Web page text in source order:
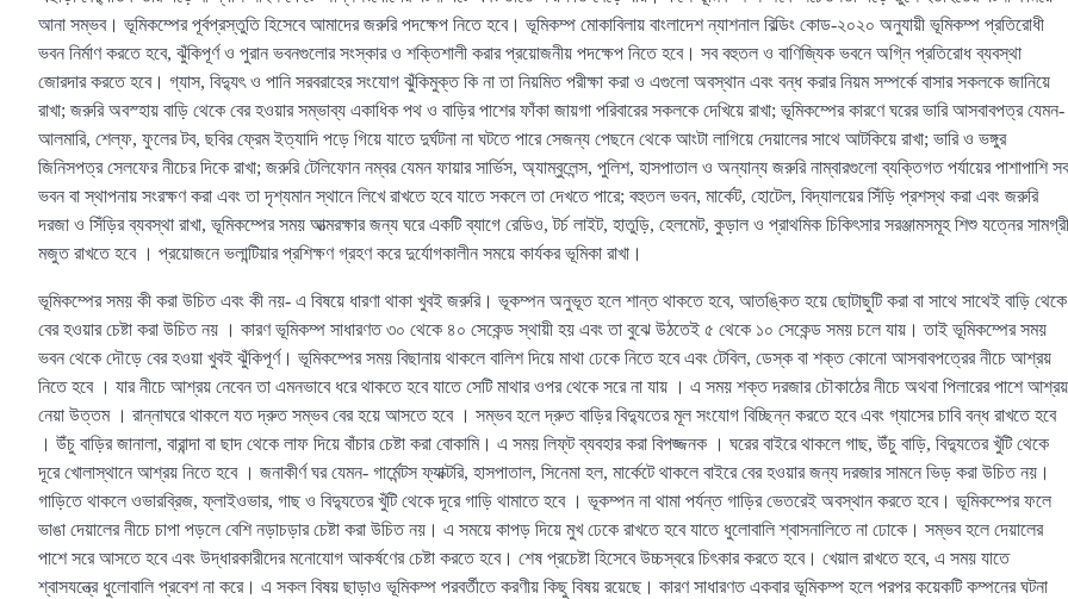
আনা সম্ভব। ভূমিকম্পের পূর্বপ্রস্তুতি হিসেবে আমাদের জরুরি পদক্ষেপ নিতে হবে। ভূমিকম্প মোকাবিলায় বাংলাদেশ ন্যাশনাল বিল্ডিং কোড-২০২০ অনুযায়ী ভূমিকম্প প্রতিরোধী
ভবন নির্মাণ করতে হবে, ঝুঁকিপূর্ণ ও পুরান ভবনগুলোর সংস্কার ও শক্তিশালী করার প্রয়োজনীয় পদক্ষেপ নিতে হবে। সব বহুতল ও বাণিজ্যিক ভবনে অগ্নি প্রতিরোধ ব্যবস্থা
জোরদার করতে হবে। গ্যাস, বিদ্যুৎ ও পানি সরবরাহের সংযোগ ঝুঁকিমুক্ত কি না তা নিয়মিত পরীক্ষা করা ও এগুলো অবস্থান এবং বন্ধ করার নিয়ম সম্পর্কে বাসার সকলকে জানিয়ে
রাখা; জরুরি অবস্হায় বাড়ি থেকে বের হওয়ার সম্ভাব্য একাধিক পথ ও বাড়ির পাশের ফাঁকা জায়গা পরিবারের সকলকে দেখিয়ে রাখা; ভূমিকম্পের কারণে ঘরের ভারি আসবাবপত্র যেমন-
আলমারি, শেল্ফ, ফুলের টব, ছবির ফ্রেম ইত্যাদি পড়ে গিয়ে যাতে দুর্ঘটনা না ঘটতে পারে সেজন্য পেছনে থেকে আংটা লাগিয়ে দেয়ালের সাথে আটকিয়ে রাখা; ভারি ও ভঙ্গুর
জিনিসপত্র সেলফের নীচের দিকে রাখা; জরুরি টেলিফোন নম্বর যেমন ফায়ার সার্ভিস, অ্যাম্বুলেন্স, পুলিশ, হাসপাতাল ও অন্যান্য জরুরি নাম্বারগুলো ব্যক্তিগত পর্যায়ের পাশাপাশি সব
ভবন বা স্থাপনায় সংরক্ষণ করা এবং তা দৃশ্যমান স্থানে লিখে রাখতে হবে যাতে সকলে তা দেখতে পারে; বহুতল ভবন, মার্কেট, হোটেল, বিদ্যালয়ের সিঁড়ি প্রশস্থ করা এবং জরুরি
দরজা ও সিঁড়ির ব্যবস্থা রাখা, ভূমিকম্পের সময় আত্মরক্ষার জন্য ঘরে একটি ব্যাগে রেডিও, টর্চ লাইট, হাতুড়ি, হেলমেট, কুড়াল ও প্রাথমিক চিকিৎসার সরঞ্জামসমূহ শিশু যত্নের সামগ্রী
মজুত রাখতে হবে । প্রয়োজনে ভলান্টিয়ার প্রশিক্ষণ গ্রহণ করে দুর্যোগকালীন সময়ে কার্যকর ভূমিকা রাখা।
ভূমিকম্পের সময় কী করা উচিত এবং কী নয়- এ বিষয়ে ধারণা থাকা খুবই জরুরি। ভূকম্পন অনুভূত হলে শান্ত থাকতে হবে, আতঙ্কিত হয়ে ছোটাছুটি করা বা সাথে সাথেই বাড়ি থেকে
বের হওয়ার চেষ্টা করা উচিত নয় । কারণ ভূমিকম্প সাধারণত ৩০ থেকে ৪০ সেকেন্ড স্থায়ী হয় এবং তা বুঝে উঠতেই ৫ থেকে ১০ সেকেন্ড সময় চলে যায়। তাই ভূমিকম্পের সময়
ভবন থেকে দৌড়ে বের হওয়া খুবই ঝুঁকিপূর্ণ। ভূমিকম্পের সময় বিছানায় থাকলে বালিশ দিয়ে মাথা ঢেকে নিতে হবে এবং টেবিল, ডেস্ক বা শক্ত কোনো আসবাবপত্রের নীচে আশ্রয়
নিতে হবে । যার নীচে আশ্রয় নেবেন তা এমনভাবে ধরে থাকতে হবে যাতে সেটি মাথার ওপর থেকে সরে না যায় । এ সময় শক্ত দরজার চৌকাঠের নীচে অথবা পিলারের পাশে আশ্রয়
নেয়া উত্তম । রান্নাঘরে থাকলে যত দ্রুত সম্ভব বের হয়ে আসতে হবে । সম্ভব হলে দ্রুত বাড়ির বিদ্যুতের মূল সংযোগ বিচ্ছিন্ন করতে হবে এবং গ্যাসের চাবি বন্ধ রাখতে হবে
। উঁচু বাড়ির জানালা, বারান্দা বা ছাদ থেকে লাফ দিয়ে বাঁচার চেষ্টা করা বোকামি। এ সময় লিফ্‌ট ব্যবহার করা বিপজ্জনক । ঘরের বাইরে থাকলে গাছ, উঁচু বাড়ি, বিদ্যুতের খুঁটি থেকে
দূরে খোলাস্থানে আশ্রয় নিতে হবে । জনাকীর্ণ ঘর যেমন- গার্মেন্টস ফ্যাক্টরি, হাসপাতাল, সিনেমা হল, মার্কেটে থাকলে বাইরে বের হওয়ার জন্য দরজার সামনে ভিড় করা উচিত নয়।
গাড়িতে থাকলে ওভারব্রিজ, ফ্লাইওভার, গাছ ও বিদ্যুতের খুঁটি থেকে দূরে গাড়ি থামাতে হবে । ভূকম্পন না থামা পর্যন্ত গাড়ির ভেতরেই অবস্থান করতে হবে। ভূমিকম্পের ফলে
ভাঙা দেয়ালের নীচে চাপা পড়লে বেশি নড়াচড়ার চেষ্টা করা উচিত নয়। এ সময়ে কাপড় দিয়ে মুখ ঢেকে রাখতে হবে যাতে ধুলোবালি শ্বাসনালিতে না ঢোকে। সম্ভব হলে দেয়ালের
পাশে সরে আসতে হবে এবং উদ্ধারকারীদের মনোযোগ আকর্ষণের চেষ্টা করতে হবে। শেষ প্রচেষ্টা হিসেবে উচ্চস্বরে চিৎকার করতে হবে। খেয়াল রাখতে হবে, এ সময় যাতে
শ্বাসযন্ত্রে ধুলোবালি প্রবেশ না করে। এ সকল বিষয় ছাড়াও ভূমিকম্প পরবর্তীতে করণীয় কিছু বিষয় রয়েছে। কারণ সাধারণত একবার ভূমিকম্প হলে পরপর কয়েকটি কম্পনের ঘটনা